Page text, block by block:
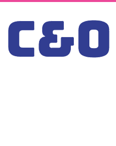
Skip to content